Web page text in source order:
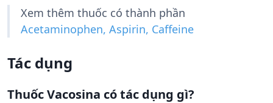
Xem thêm thuốc có thành phần
Acetaminophen, Aspirin, Caffeine
Tác dụng
Thuốc Vacosina có tác dụng gì?